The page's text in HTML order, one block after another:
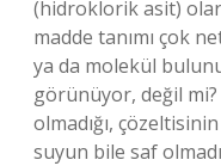
(hidroklorik asit)
madde tanımı çok
ya da molekül
görünüyor, değil mi?
olmadığı,
suyun bile saf